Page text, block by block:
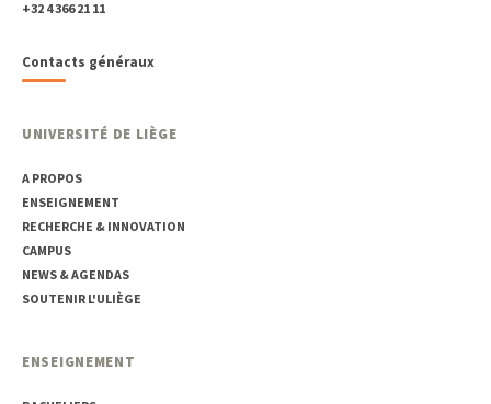
+32 4 366 21 11
Contacts généraux
UNIVERSITÉ DE LIÈGE
A PROPOS
ENSEIGNEMENT
RECHERCHE & INNOVATION
CAMPUS
NEWS & AGENDAS
SOUTENIR L'ULIÈGE
ENSEIGNEMENT